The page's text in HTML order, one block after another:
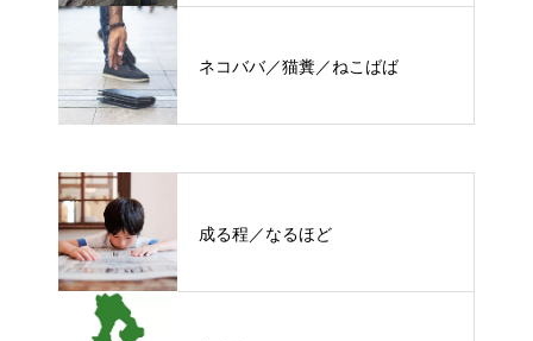
ネコババ／猫糞／ねこばば
成る程／なるほど